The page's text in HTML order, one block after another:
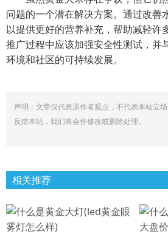
问题的一个潜在解决方案。通过改善
以提供更好的营养补充，帮助减轻许
推广过程中应该加强安全性测试，并
环境和社区的可持续发展。
声明：文章仅代表原作者观点，不代表本站立
反馈本站，我们将会作修改或删除处理。
相关推荐